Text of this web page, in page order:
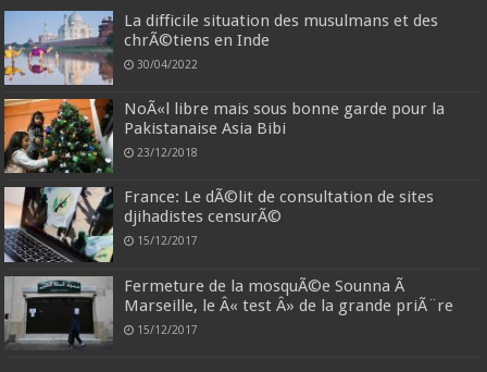
La difficile situation des musulmans et des
chrÃ©tiens en Inde
30/04/2022
NoÃ«l libre mais sous bonne garde pour la
Pakistanaise Asia Bibi
23/12/2018
France: Le dÃ©lit de consultation de sites
djihadistes censurÃ©
15/12/2017
Fermeture de la mosquÃ©e Sounna Ã
Marseille, le Â« test Â» de la grande priÃ¨re
15/12/2017